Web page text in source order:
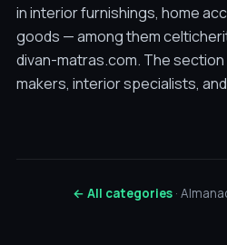
in interior furnishings, home
goods — among them
divan-matras.com. The
makers, interior specialists,
← All categories·